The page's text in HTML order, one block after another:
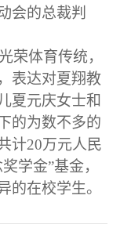
会的总裁判
荣体育传统，
表达对夏翔教
夏元庆女士和
的为数不多的
计20万元人民
学金”基金，
的在校学生。